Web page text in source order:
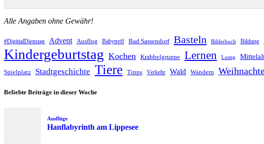
Alle Angaben ohne Gewähr!
#DigitialDienstag Advent Ausflug Babytreff Bad Sassendorf Basteln Bilderbuch Bildung
Kindergeburtstag Kochen Krabbelgruppe Lernen Lustig
Spielplatz Stadtgeschichte Tiere Tipps Verkehr Wald Wandern
Beliebte Beiträge in dieser Woche
Ausflüge
Hanflabyrinth am Lippesee